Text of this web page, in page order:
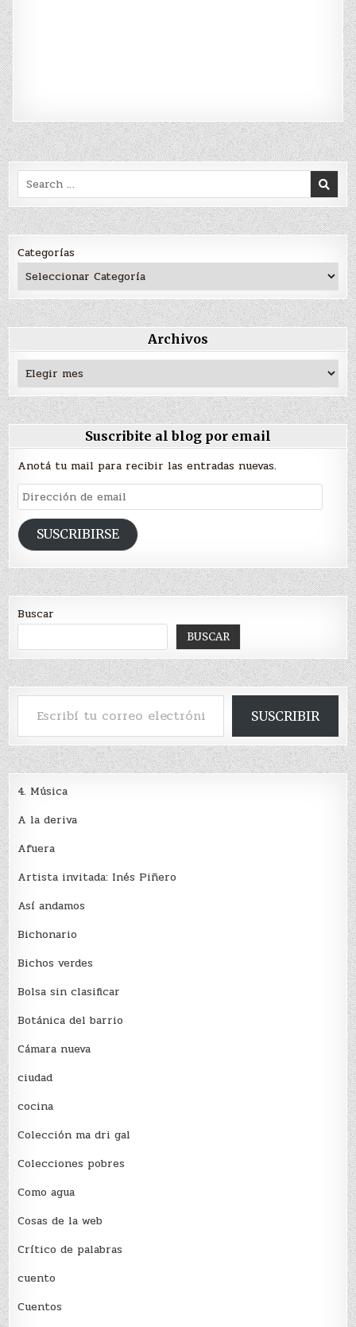
Search
for:
Categorías
Archivos
Archivos
Suscribite al blog por email
Anotá tu mail para recibir las entradas nuevas.
Dirección
de
emailSUSCRIBIRSE
Buscar
BUSCAR
Escribí tu correo electrónico…
SUSCRIBIR
4. Música
A la deriva
Afuera
Artista invitada: Inés Piñero
Así andamos
Bichonario
Bichos verdes
Bolsa sin clasificar
Botánica del barrio
Cámara nueva
ciudad
cocina
Colección ma dri gal
Colecciones pobres
Como agua
Cosas de la web
Crítico de palabras
cuento
Cuentos